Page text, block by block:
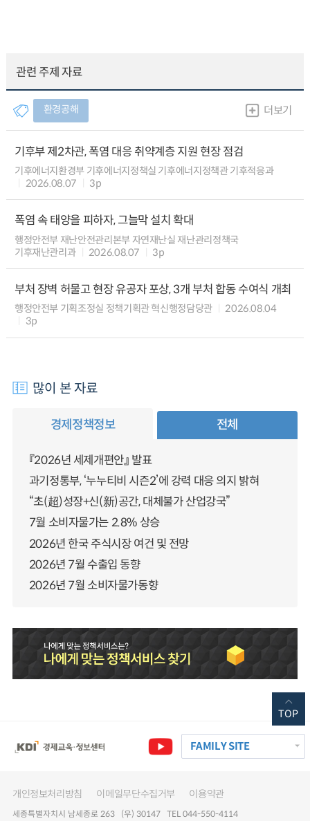
관련 주제 자료
환경공해 더보기
기후부 제2차관, 폭염 대응 취약계층 지원 현장 점검
기후에너지환경부 기후에너지정책실 기후에너지정책관 기후적응과
2026.08.07
3p
폭염 속 태양을 피하자, 그늘막 설치 확대
행정안전부 재난안전관리본부 자연재난실 재난관리정책국
기후재난관리과
2026.08.07 3p
부처 장벽 허물고 현장 유공자 포상, 3개 부처 합동 수여식 개최
행정안전부 기획조정실 정책기획관 혁신행정담당관
2026.08.04
3p
많이 본 자료
경제정책정보 전체
『2026년 세제개편안』 발표
과기정통부, ‘누누티비 시즌2’에 강력 대응 의지 밝혀
“초(超)성장+신(新)공간, 대체불가 산업강국”
7월 소비자물가는 2.8% 상승
2026년 한국 주식시장 여건 및 전망
2026년 7월 수출입 동향
2026년 7월 소비자물가동향
FAMILY SITE
개인정보처리방침 이메일무단수집거부 이용약관
세종특별자치시 남세종로 263 (우) 30147 TEL 044-550-4114
TOP